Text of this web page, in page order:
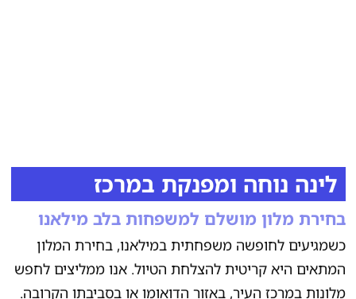
לינה נוחה ומפנקת במרכז
בחירת מלון מושלם למשפחות בלב מילאנו
כשמגיעים לחופשה משפחתית במילאנו, בחירת המלון
המתאים היא קריטית להצלחת הטיול. אנו ממליצים לחפש
מלונות במרכז העיר, באזור הדואומו או בסביבתו הקרובה.